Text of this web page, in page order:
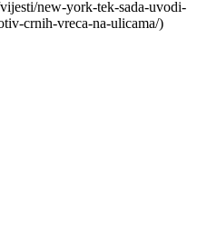
new-york-tek-sada-uvodi-
crnih-vreca-na-ulicama/)